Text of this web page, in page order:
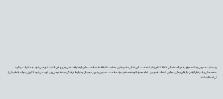
وب‌سایت «دیجی‌پزشک» موفق به دریافت نشان PIF TICK بریتانیا شده است. این نشان معتبر به این معناست که اطلاعات سلامت ما بر پایه شواهد علمی به‌روز و قابل اعتماد تهیه می‌شوند، با مشارکت و تأیید
متخصصان و با در نظر گرفتن نیازهای بیماران طراحی شده‌اند. همچنین، تمام محتوا با توجه به سطح سواد سلامت، دسترس‌پذیری دیجیتال و شرایط فرهنگی جامعه فارسی‌زبان تولید می‌شود تا کاربران بتوانند با اطمینان از
آن استفاده کنند.